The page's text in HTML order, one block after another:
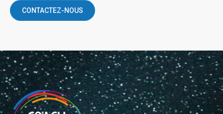
CONTACTEZ-NOUS